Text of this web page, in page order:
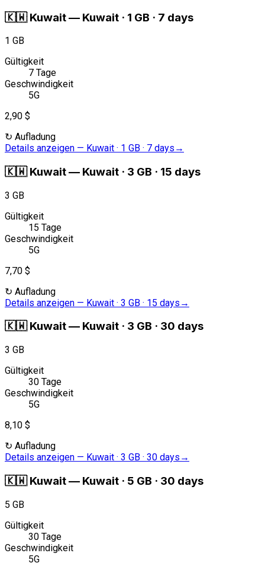
🇰🇼 Kuwait— Kuwait · 1 GB · 7 days
1 GB
Gültigkeit
7 Tage
Geschwindigkeit
5G
2,90 $
↻ Aufladung
Details anzeigen — Kuwait · 1 GB · 7 days →
🇰🇼 Kuwait— Kuwait · 3 GB · 15 days
3 GB
Gültigkeit
15 Tage
Geschwindigkeit
5G
7,70 $
↻ Aufladung
Details anzeigen — Kuwait · 3 GB · 15 days →
🇰🇼 Kuwait— Kuwait · 3 GB · 30 days
3 GB
Gültigkeit
30 Tage
Geschwindigkeit
5G
8,10 $
↻ Aufladung
Details anzeigen — Kuwait · 3 GB · 30 days →
🇰🇼 Kuwait— Kuwait · 5 GB · 30 days
5 GB
Gültigkeit
30 Tage
Geschwindigkeit
5G